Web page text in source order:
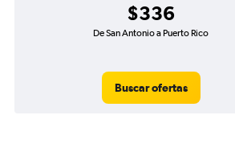
$336
De San Antonio a Puerto Rico
Buscar ofertas